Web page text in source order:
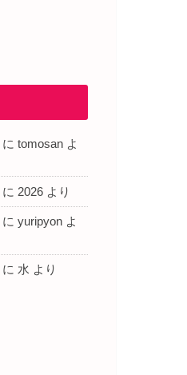
に tomosan よ
に 2026 より
に yuripyon よ
に 水 より